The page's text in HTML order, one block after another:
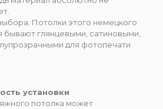
⠀
Потолки этого немецкого
бывают глянцевыми, сатиновыми,
для фотопечати
установки
потолка может